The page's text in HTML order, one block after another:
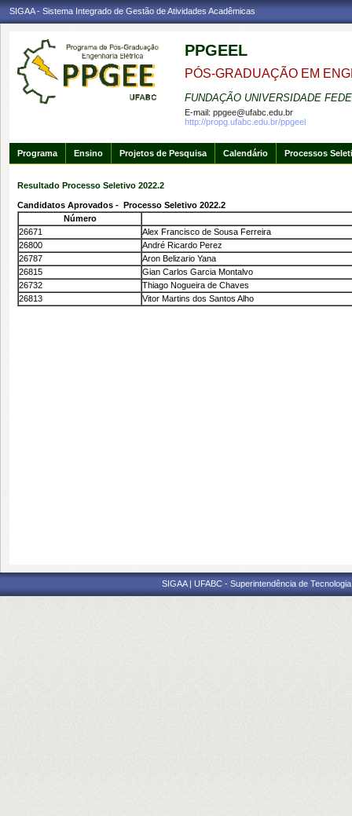
SIGAA - Sistema Integrado de Gestão de Atividades Acadêmicas
PPGEEL
PÓS-GRADUAÇÃO EM
FUNDAÇÃO UNIVERSIDADE
E-mail: ppgee@ufabc.edu.br
http://propg.ufabc.edu.br/ppgeel
Programa Ensino Projetos de Pesquisa Calendário Processos
Resultado Processo Seletivo 2022.2
Candidatos Aprovados - Processo Seletivo 2022.2
Número
26671
Alex Francisco de Sousa Ferreira
26800
André Ricardo Perez
26787
Aron Belizario Yana
26815
Gian Carlos Garcia Montalvo
26732
Thiago Nogueira de Chaves
26813
Vitor Martins dos Santos Alho
SIGAA | UFABC - Superintendência de